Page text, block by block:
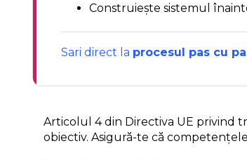
Construiește sistemul
Sari direct la procesul pas cu
Articolul 4 din Directiva UE privind
obiectiv. Asigură-te că